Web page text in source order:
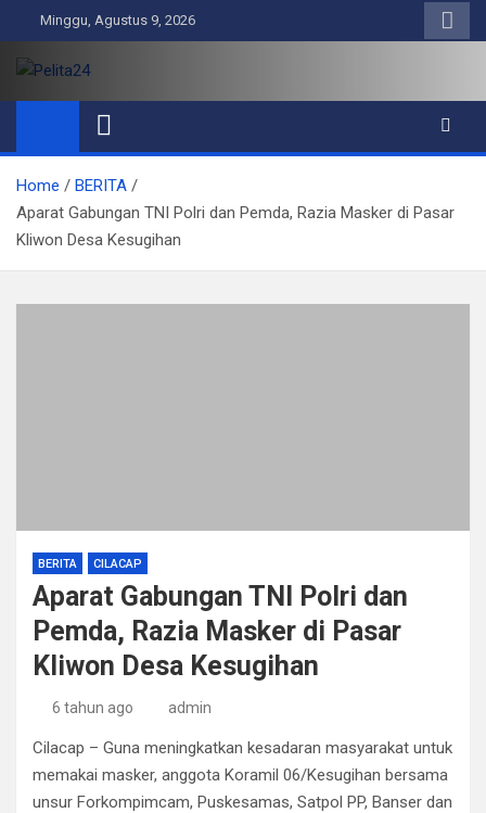
to
content
Minggu, Agustus 9, 2026
Pelita24
Aktual, Mendalam dan Terpercaya
Home
BERITA
Aparat Gabungan TNI Polri dan Pemda, Razia Masker di Pasar
Kliwon Desa Kesugihan
BERITA CILACAP
Aparat Gabungan TNI Polri dan
Pemda, Razia Masker di Pasar
Kliwon Desa Kesugihan
6 tahun ago admin
Cilacap – Guna meningkatkan kesadaran masyarakat untuk
memakai masker, anggota Koramil 06/Kesugihan bersama
unsur Forkompimcam, Puskesamas, Satpol PP, Banser dan